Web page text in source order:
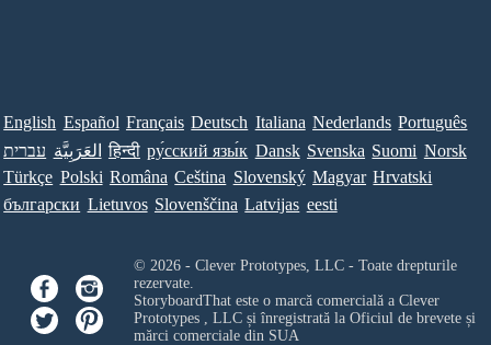
English Español Français Deutsch Italiana Nederlands Português
עברית العَرَبِيَّة हिन्दी ру́сский язы́к Dansk Svenska Suomi Norsk
Türkçe Polski Româna Ceština Slovenský Magyar Hrvatski
български Lietuvos Slovenščina Latvijas eesti
© 2026 - Clever Prototypes, LLC - Toate drepturile
rezervate.
StoryboardThat este o marcă comercială a Clever
Prototypes , LLCși înregistrată la Oficiul de brevete și
mărci comerciale din SUA